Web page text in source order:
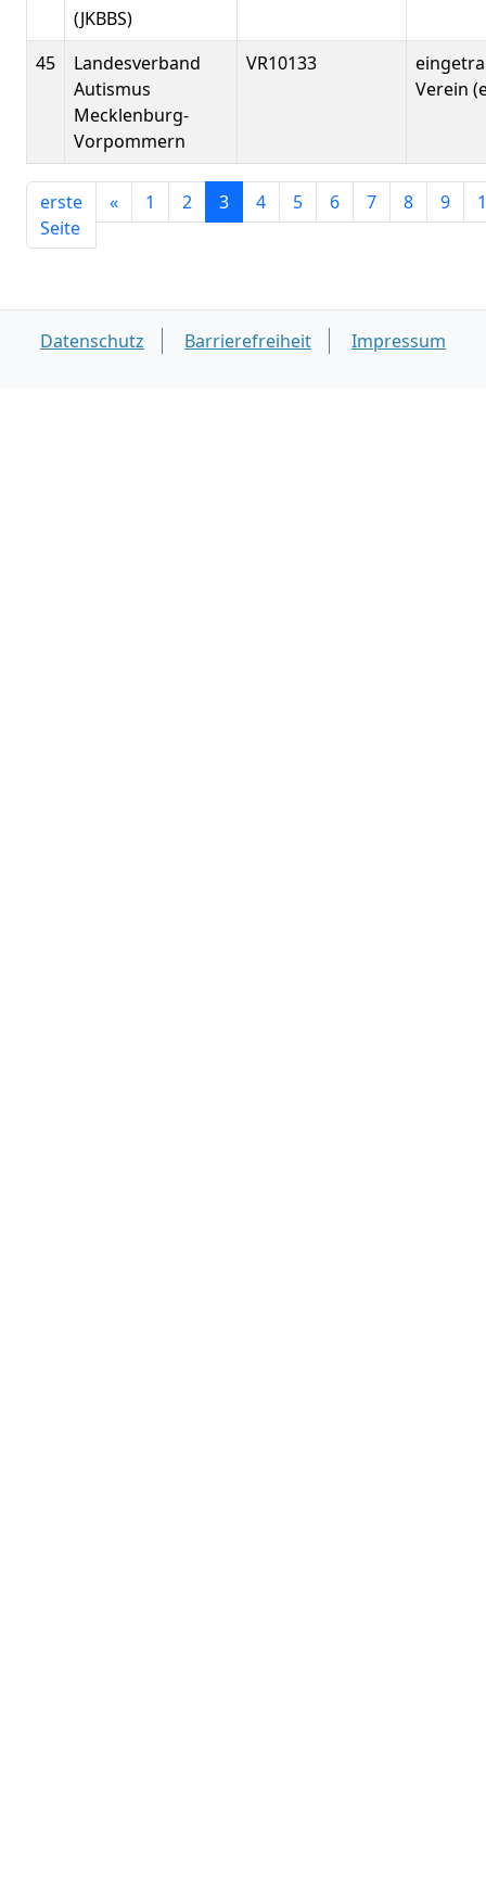
(JKBBS)
45
Landesverband
Autismus
Mecklenburg-
Vorpommern
VR10133
Verein
erste
Seite
« 1 2 3 4 5 6 7 8 9
Datenschutz Barrierefreiheit Impressum